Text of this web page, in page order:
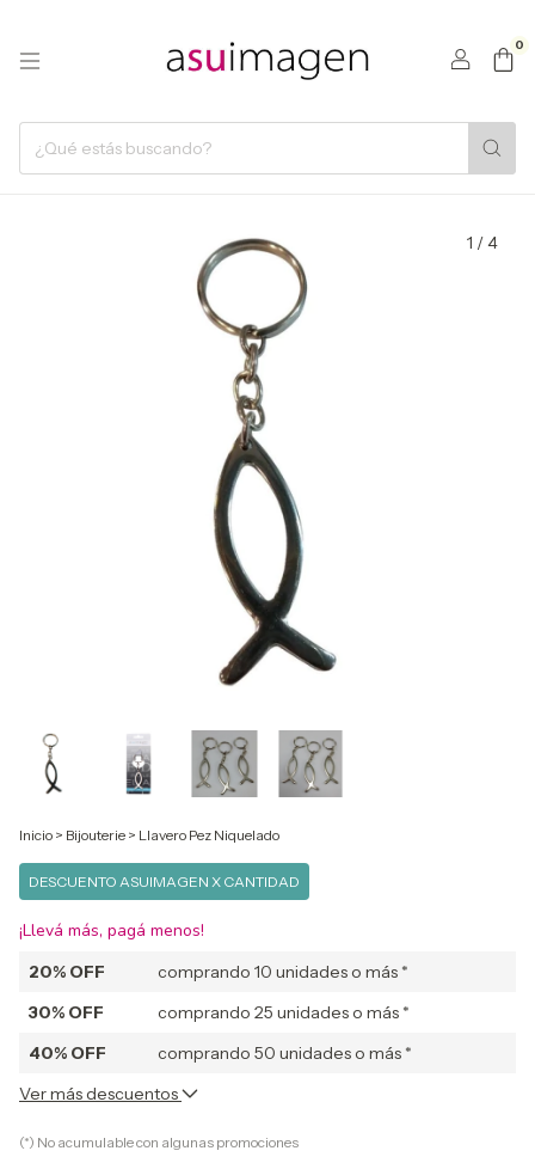
0
1 /4
Inicio > Bijouterie > Llavero Pez Niquelado
DESCUENTO ASUIMAGEN X CANTIDAD
¡Llevá más, pagá menos!
20% OFF
comprando 10 unidades o más *
30% OFF
comprando 25 unidades o más *
40% OFF
comprando 50 unidades o más *
Ver más descuentos
(*) No acumulable con algunas promociones